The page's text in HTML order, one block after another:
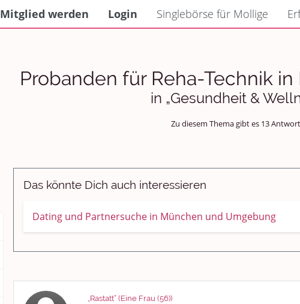
Mitglied werden Login Singlebörse für Mollige
Probanden für Reha-Technik
in „Gesundheit &
Zu diesem Thema gibt es 13
Das könnte Dich auch interessieren
Dating und Partnersuche in München und Umgebung
„Rastatt“ (Eine Frau (56))